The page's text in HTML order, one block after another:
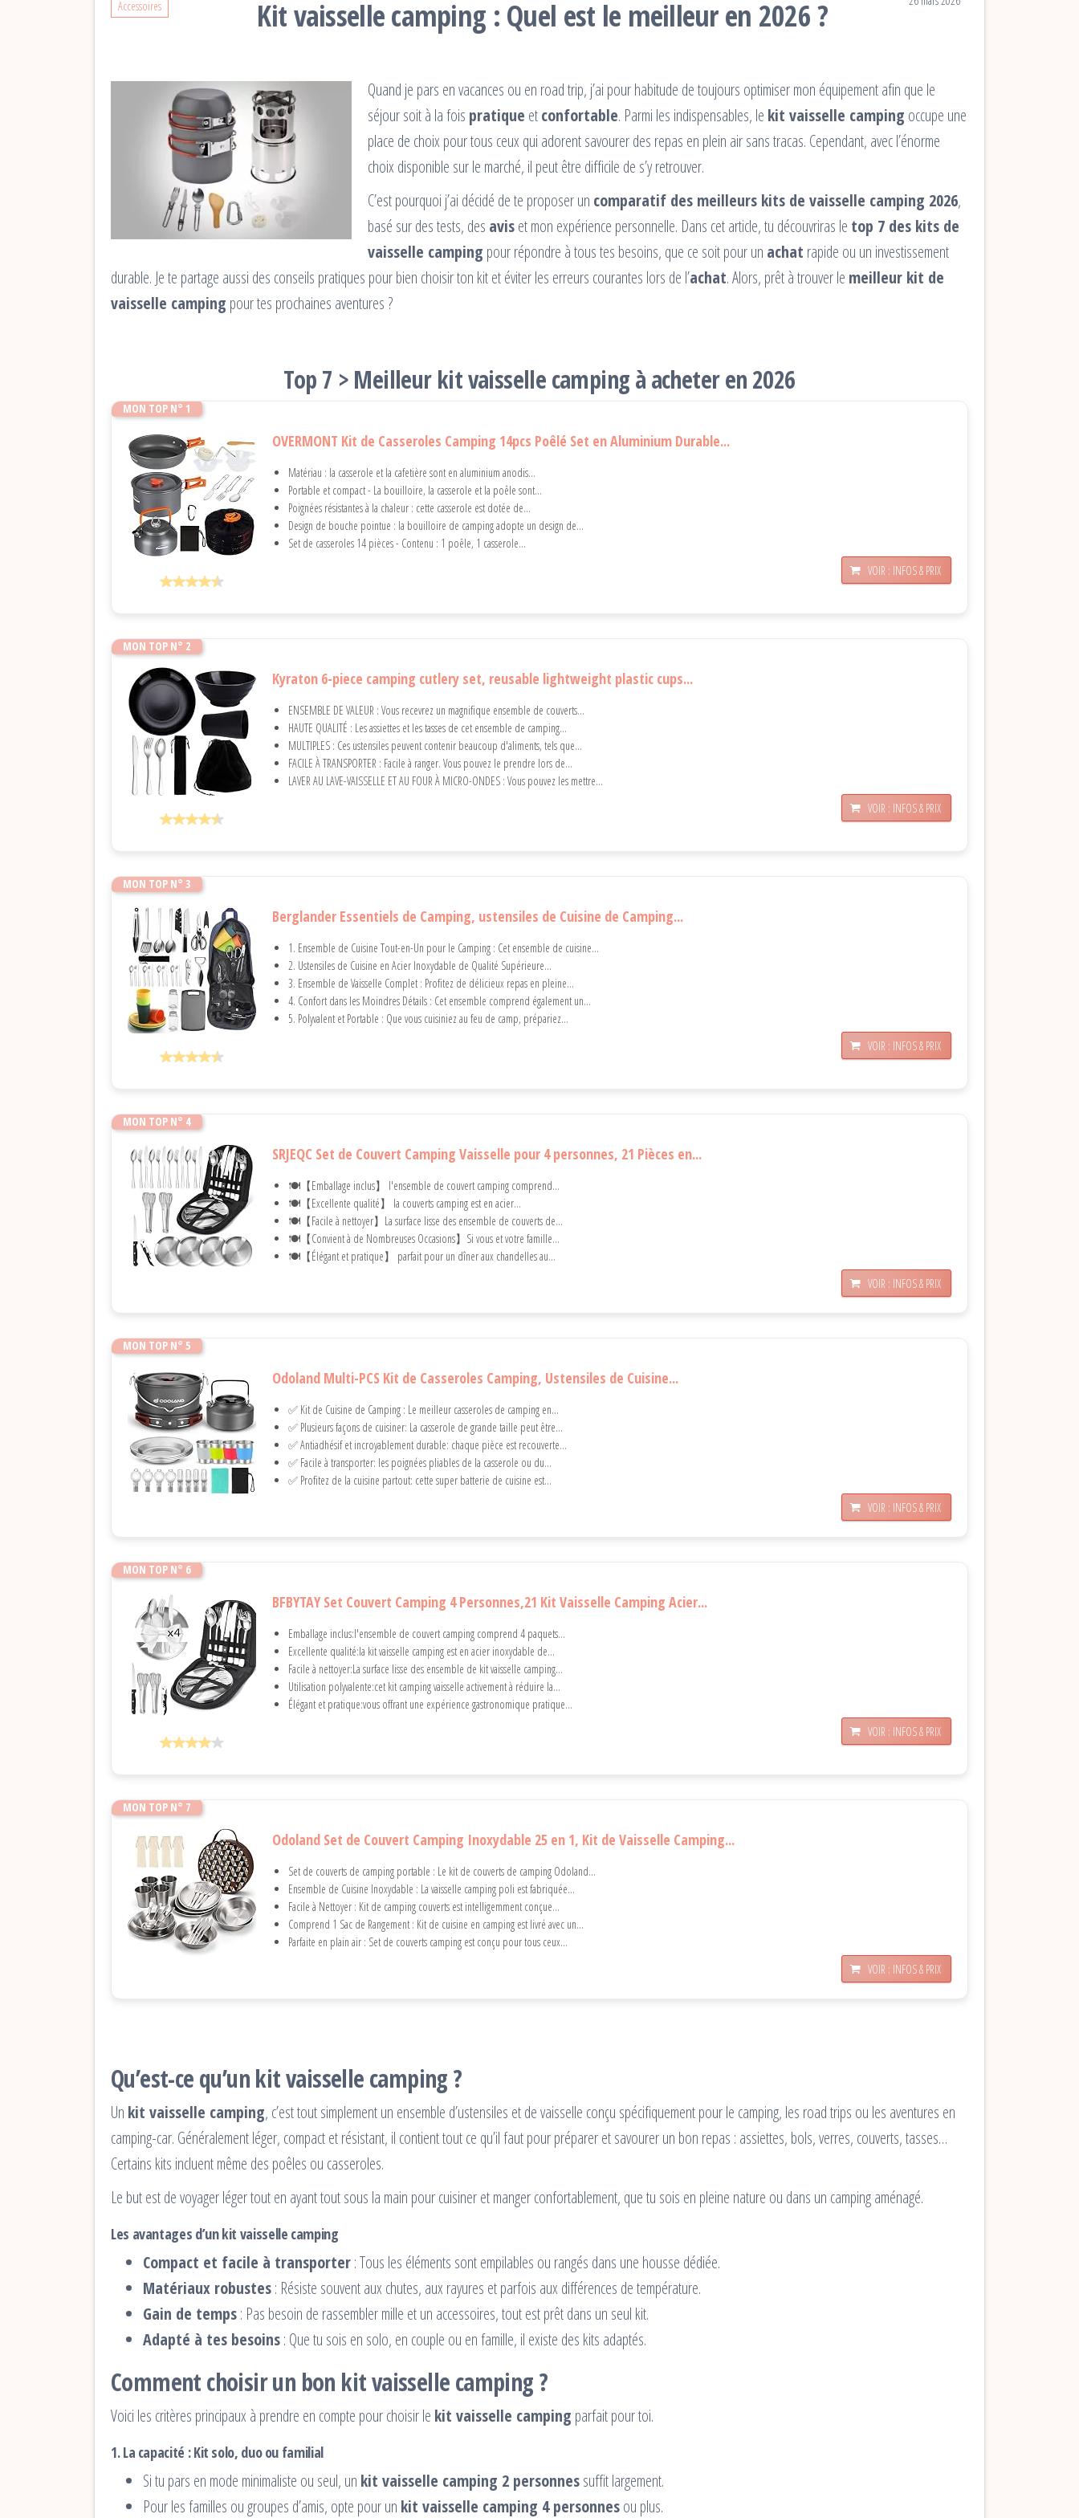
Accessoires Kit vaisselle camping : Quel est le meilleur en 2026 ?
Quand je pars en vacances ou en road trip, j’ai pour habitude de toujours optimiser mon équipement afin que le
séjour soit à la fois pratique etconfortable. Parmi les indispensables, le kit vaisselle camping occupe une
place de choix pour tous ceux qui adorent savourer des repas en plein air sans tracas. Cependant, avec l’énorme
choix disponible sur le marché, il peut être difficile de s’y retrouver.
C’est pourquoi j’ai décidé de te proposer un comparatif des meilleurs kits de vaisselle camping 2026,
basé sur des tests, des aviset mon expérience personnelle. Dans cet article, tu découvriras le top 7 des kits de
vaisselle camping pour répondre à tous tes besoins, que ce soit pour un achat rapide ou un investissement
durable. Je te partage aussi des conseils pratiques pour bien choisir ton kit et éviter les erreurs courantes lors de l’achat. Alors, prêt à trouver le meilleur kit de
vaisselle camping pour tes prochaines aventures ?
Top 7 > Meilleur kit vaisselle camping à acheter en 2026
MON TOP N° 1
OVERMONT Kit de Casseroles Camping 14pcs Poêlé Set en Aluminium Durable...
Matériau : la casserole et la cafetière sont en aluminium anodis...
Portable et compact - La bouilloire, la casserole et la poêle sont...
Poignées résistantes à la chaleur : cette casserole est dotée de...
Design de bouche pointue : la bouilloire de camping adopte un design de...
Set de casseroles 14 pièces - Contenu : 1 poêle, 1 casserole...
VOIR : INFOS & PRIX
MON TOP N° 2
Kyraton 6-piece camping cutlery set, reusable lightweight plastic cups...
ENSEMBLE DE VALEUR : Vous recevrez un magnifique ensemble de couverts...
HAUTE QUALITÉ : Les assiettes et les tasses de cet ensemble de camping...
MULTIPLES : Ces ustensiles peuvent contenir beaucoup d'aliments, tels que...
FACILE À TRANSPORTER : Facile à ranger. Vous pouvez le prendre lors de...
LAVER AU LAVE-VAISSELLE ET AU FOUR À MICRO-ONDES : Vous pouvez les mettre...
VOIR : INFOS & PRIX
MON TOP N° 3
Berglander Essentiels de Camping, ustensiles de Cuisine de Camping...
1. Ensemble de Cuisine Tout-en-Un pour le Camping : Cet ensemble de cuisine...
2. Ustensiles de Cuisine en Acier Inoxydable de Qualité Supérieure...
3. Ensemble de Vaisselle Complet : Profitez de délicieux repas en pleine...
4. Confort dans les Moindres Détails : Cet ensemble comprend également un...
5. Polyvalent et Portable : Que vous cuisiniez au feu de camp, prépariez...
VOIR : INFOS & PRIX
MON TOP N° 4
SRJEQC Set de Couvert Camping Vaisselle pour 4 personnes, 21 Pièces en...
🍽️【Emballage inclus】 l'ensemble de couvert camping comprend...
🍽️【Excellente qualité】 la couverts camping est en acier...
🍽️【Facile à nettoyer】La surface lisse des ensemble de couverts de...
🍽️【Convient à de Nombreuses Occasions】Si vous et votre famille...
🍽️【Élégant et pratique】 parfait pour un dîner aux chandelles au...
VOIR : INFOS & PRIX
MON TOP N° 5
Odoland Multi-PCS Kit de Casseroles Camping, Ustensiles de Cuisine...
✅ Kit de Cuisine de Camping : Le meilleur casseroles de camping en...
✅ Plusieurs façons de cuisiner: La casserole de grande taille peut être...
✅ Antiadhésif et incroyablement durable: chaque pièce est recouverte...
✅ Facile à transporter: les poignées pliables de la casserole ou du...
✅ Profitez de la cuisine partout: cette super batterie de cuisine est...
VOIR : INFOS & PRIX
MON TOP N° 6
BFBYTAY Set Couvert Camping 4 Personnes,21 Kit Vaisselle Camping Acier...
Emballage inclus:l'ensemble de couvert camping comprend 4 paquets...
Excellente qualité:la kit vaisselle camping est en acier inoxydable de...
Facile à nettoyer:La surface lisse des ensemble de kit vaisselle camping...
Utilisation polyvalente:cet kit camping vaisselle activement à réduire la...
Élégant et pratique:vous offrant une expérience gastronomique pratique...
VOIR : INFOS & PRIX
MON TOP N° 7
Odoland Set de Couvert Camping Inoxydable 25 en 1, Kit de Vaisselle Camping...
Set de couverts de camping portable : Le kit de couverts de camping Odoland...
Ensemble de Cuisine Inoxydable : La vaisselle camping poli est fabriquée...
Facile à Nettoyer : Kit de camping couverts est intelligemment conçue...
Comprend 1 Sac de Rangement : Kit de cuisine en camping est livré avec un...
Parfaite en plain air : Set de couverts camping est conçu pour tous ceux...
VOIR : INFOS & PRIX
Qu’est-ce qu’un kit vaisselle camping ?
Un kit vaisselle camping, c’est tout simplement un ensemble d’ustensiles et de vaisselle conçu spécifiquement pour le camping, les road trips ou les aventures en
camping-car. Généralement léger, compact et résistant, il contient tout ce qu’il faut pour préparer et savourer un bon repas : assiettes, bols, verres, couverts, tasses…
Certains kits incluent même des poêles ou casseroles.
Le but est de voyager léger tout en ayant tout sous la main pour cuisiner et manger confortablement, que tu sois en pleine nature ou dans un camping aménagé.
Les avantages d’un kit vaisselle camping
Compact et facile à transporter: Tous les éléments sont empilables ou rangés dans une housse dédiée.
Matériaux robustes: Résiste souvent aux chutes, aux rayures et parfois aux différences de température.
Gain de temps: Pas besoin de rassembler mille et un accessoires, tout est prêt dans un seul kit.
Adapté à tes besoins: Que tu sois en solo, en couple ou en famille, il existe des kits adaptés.
Comment choisir un bon kit vaisselle camping ?
Voici les critères principaux à prendre en compte pour choisir le kit vaisselle camping parfait pour toi.
1.La capacité : Kit solo, duo ou familial
Si tu pars en mode minimaliste ou seul, un kit vaisselle camping 2 personnessuffit largement.
Pour les familles ou groupes d’amis, opte pour un kit vaisselle camping 4 personnesou plus.